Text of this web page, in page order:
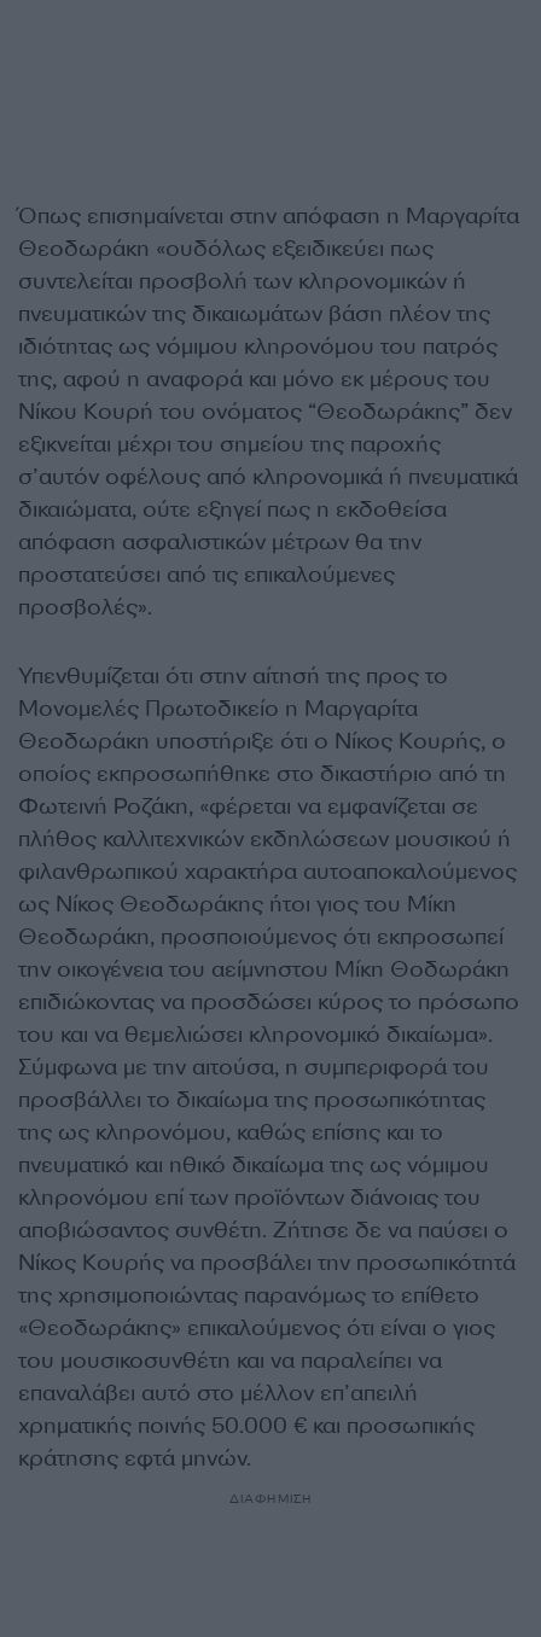
Όπως επισημαίνεται στην απόφαση η Μαργαρίτα
Θεοδωράκη «ουδόλως εξειδικεύει πως
συντελείται προσβολή των κληρονομικών ή
πνευματικών της δικαιωμάτων βάση πλέον της
ιδιότητας ως νόμιμου κληρονόμου του πατρός
της, αφού η αναφορά και μόνο εκ μέρους του
Νίκου Κουρή του ονόματος “Θεοδωράκης” δεν
εξικνείται μέχρι του σημείου της παροχής
σ’αυτόν οφέλους από κληρονομικά ή πνευματικά
δικαιώματα, ούτε εξηγεί πως η εκδοθείσα
απόφαση ασφαλιστικών μέτρων θα την
προστατεύσει από τις επικαλούμενες
προσβολές».
Υπενθυμίζεται ότι στην αίτησή της προς το
Μονομελές Πρωτοδικείο η Μαργαρίτα
Θεοδωράκη υποστήριξε ότι ο Νίκος Κουρής, ο
οποίος εκπροσωπήθηκε στο δικαστήριο από τη
Φωτεινή Ροζάκη, «φέρεται να εμφανίζεται σε
πλήθος καλλιτεχνικών εκδηλώσεων μουσικού ή
φιλανθρωπικού χαρακτήρα αυτοαποκαλούμενος
ως Νίκος Θεοδωράκης ήτοι γιος του Μίκη
Θεοδωράκη, προσποιούμενος ότι εκπροσωπεί
την οικογένεια του αείμνηστου Μίκη Θοδωράκη
επιδιώκοντας να προσδώσει κύρος το πρόσωπο
του και να θεμελιώσει κληρονομικό δικαίωμα».
Σύμφωνα με την αιτούσα, η συμπεριφορά του
προσβάλλει το δικαίωμα της προσωπικότητας
της ως κληρονόμου, καθώς επίσης και το
πνευματικό και ηθικό δικαίωμα της ως νόμιμου
κληρονόμου επί των προϊόντων διάνοιας του
αποβιώσαντος συνθέτη. Ζήτησε δε να παύσει ο
Νίκος Κουρής να προσβάλει την προσωπικότητά
της χρησιμοποιώντας παρανόμως το επίθετο
«Θεοδωράκης» επικαλούμενος ότι είναι ο γιος
του μουσικοσυνθέτη και να παραλείπει να
επαναλάβει αυτό στο μέλλον επ’απειλή
χρηματικής ποινής 50.000 € και προσωπικής
κράτησης εφτά μηνών.
ΔΙΑΦΗΜΙΣΗ